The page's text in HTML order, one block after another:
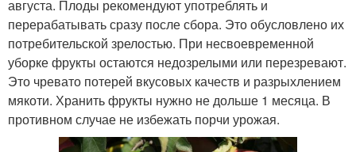
августа. Плоды рекомендуют употреблять и
перерабатывать сразу после сбора. Это обусловлено их
потребительской зрелостью. При несвоевременной
уборке фрукты остаются недозрелыми или перезревают.
Это чревато потерей вкусовых качеств и разрыхлением
мякоти. Хранить фрукты нужно не дольше 1 месяца. В
противном случае не избежать порчи урожая.